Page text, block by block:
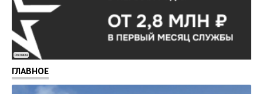
Реклама
ГЛАВНОЕ